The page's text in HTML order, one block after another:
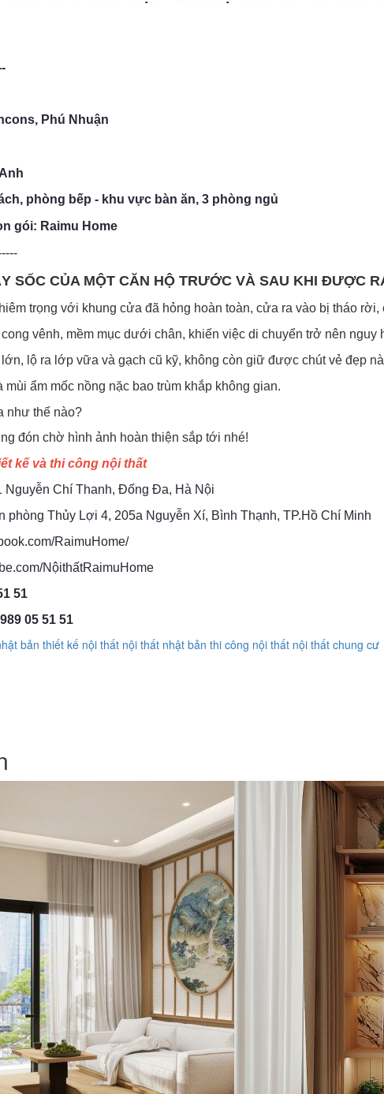
Phú Nhuận
phòng bếp - khu vực bàn ăn, 3 phòng ngủ
gói: Raimu Home
SỐC CỦA MỘT CĂN HỘ TRƯỚC VÀ SAU KHI ĐƯỢC
trọng với khung cửa đã hỏng hoàn toàn, cửa ra vào bị tháo rời,
vênh, mềm mục dưới chân, khiến việc di chuyển trở nên nguy
lộ ra lớp vữa và gạch cũ kỹ, không còn giữ được chút vẻ đẹp
mùi ẩm mốc nồng nặc bao trùm khắp không gian.
như thế nào?
đón chờ hình ảnh hoàn thiện sắp tới nhé!
kế và thi công nội thất
Nguyễn Chí Thanh, Đống Đa, Hà Nội
phòng Thủy Lợi 4, 205a Nguyễn Xí, Bình Thạnh, TP.Hồ Chí Minh
RaimuHome/
NộithấtRaimuHome
51
05 51 51
bản thiết kế nội thất nội thất nhật bản thi công nội thất nội thất chung cư